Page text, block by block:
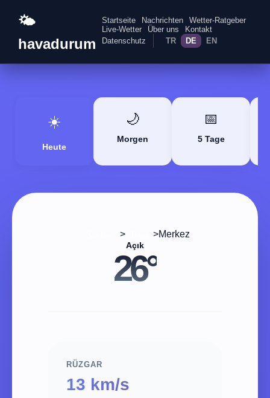
🌤️
havadurum
Startseite Nachrichten
Wetter-Ratgeber
Live-Wetter
Über uns
Kontakt
Datenschutz
TR DE EN
☀️
Heute
🌙
Morgen
📅
5 Tage
> >Merkez
Açık
26°
RÜZGAR
13 km/s